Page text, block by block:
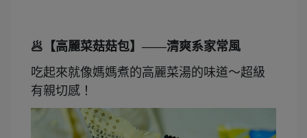
🥟【高麗菜菇菇包】——清爽系家常風
吃起來就像媽媽煮的高麗菜湯的味道～超級
有親切感！